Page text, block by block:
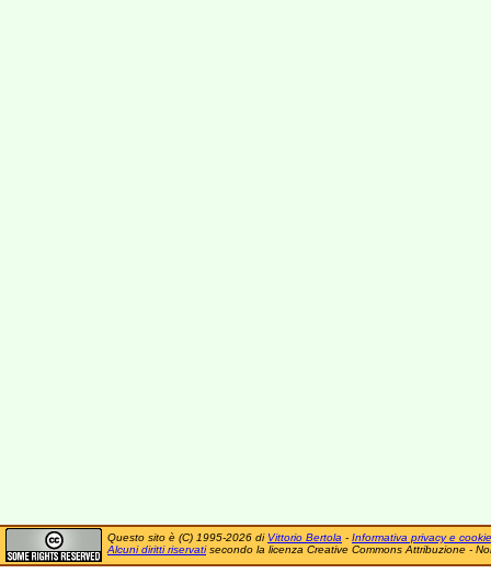
Questo sito è (C) 1995-2026 di Vittorio Bertola - Informativa privacy e cookie
Alcuni diritti riservatisecondo la licenza Creative Commons Attribuzione -